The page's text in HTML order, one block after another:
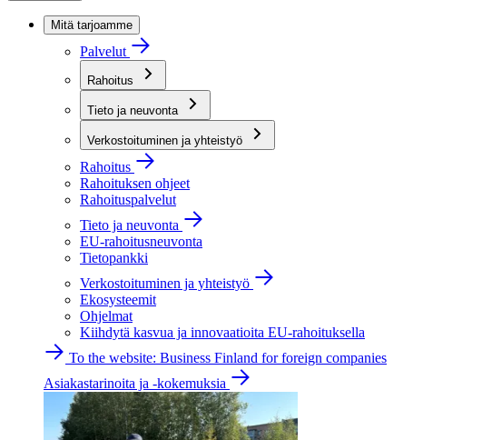
Mitä tarjoamme
Palvelut
Rahoitus
Tieto ja neuvonta
Verkostoituminen ja yhteistyö
Rahoitus
Rahoituksen ohjeet
Rahoituspalvelut
Tieto ja neuvonta
EU-rahoitusneuvonta
Tietopankki
Verkostoituminen ja yhteistyö
Ekosysteemit
Ohjelmat
Kiihdytä kasvua ja innovaatioita EU-rahoituksella
To the website: Business Finland for foreign companies
Asiakastarinoita ja -kokemuksia